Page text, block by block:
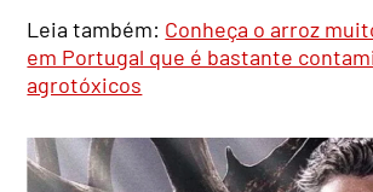
Leia também: Conheça o arroz
em Portugal que é bastante
agrotóxicos